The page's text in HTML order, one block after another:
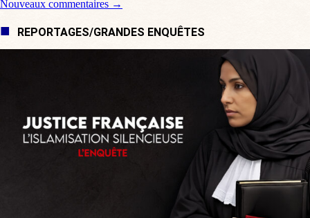
Navigation de commentaire
Nouveaux commentaires →
REPORTAGES/GRANDES ENQUÊTES